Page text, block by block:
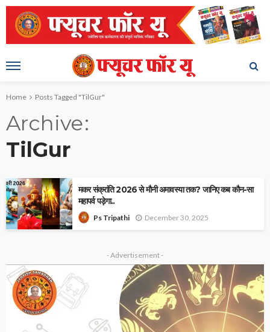
Home Posts Tagged "TilGur"
Archive
TilGur
मकर संक्रांति 2026 से मौनी अमावस्या तक? जानिए कब कौन-सा
महापर्व पड़ेगा..
Ps Tripathi December 30, 2025
- Advertisement -